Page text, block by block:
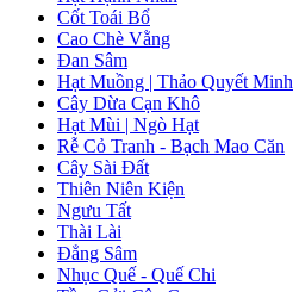
Cốt Toái Bổ
Cao Chè Vằng
Đan Sâm
Hạt Muồng | Thảo Quyết Minh
Cây Dừa Cạn Khô
Hạt Mùi | Ngò Hạt
Rễ Cỏ Tranh - Bạch Mao Căn
Cây Sài Đất
Thiên Niên Kiện
Ngưu Tất
Thài Lài
Đẳng Sâm
Nhục Quế - Quế Chi